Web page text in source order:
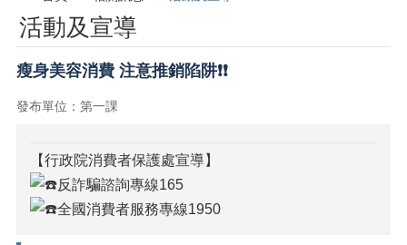
活動及宣導
瘦身美容消費 注意推銷陷阱❗❗
發布單位：第一課
【行政院消費者保護處宣導】
反詐騙諮詢專線165
全國消費者服務專線1950